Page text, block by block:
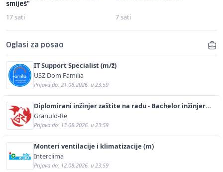
smiješ"
17 sati 7 sati
Oglasi za posao
IT Support Specialist (m/ž)
USZ Dom Familia
Prijava do: 21.08.2026. u 23:59
Diplomirani inžinjer zaštite na radu - Bachelor inžinjer
sigurnosti i pomoći (m/ž)
Granulo-Re
Prijava do: 13.08.2026. u 23:59
Monteri ventilacije i klimatizacije (m)
Interclima
Prijava do: 12.08.2026. u 23:59